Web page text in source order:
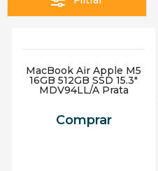
MacBook Air Apple M5
16GB 512GB SSD 15.3"
MDV94LL/A Prata
Comprar